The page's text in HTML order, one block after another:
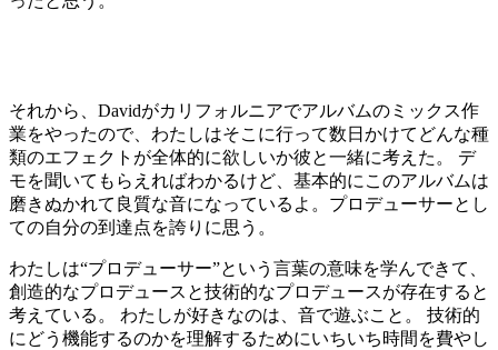
それから、Davidがカリフォルニアでアルバムのミックス作
業をやったので、わたしはそこに行って数日かけてどんな種
類のエフェクトが全体的に欲しいか彼と一緒に考えた。 デ
モを聞いてもらえればわかるけど、基本的にこのアルバムは
磨きぬかれて良質な音になっているよ。プロデューサーとし
ての自分の到達点を誇りに思う。
わたしは“プロデューサー”という言葉の意味を学んできて、
創造的なプロデュースと技術的なプロデュースが存在すると
考えている。 わたしが好きなのは、音で遊ぶこと。 技術的
にどう機能するのかを理解するためにいちいち時間を費やし